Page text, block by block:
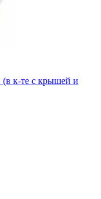
к-те с крышей и